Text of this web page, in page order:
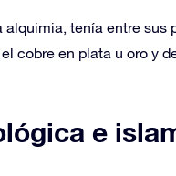
tenía entre
cobre en plata u oro y
e